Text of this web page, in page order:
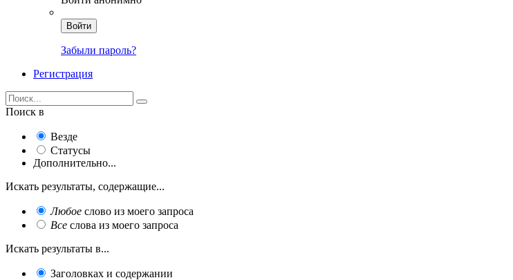
Войти
Забыли пароль?
Регистрация
Поиск в
Везде
Статусы
Дополнительно...
Искать результаты, содержащие...
Любое слово из моего запроса
Все слова из моего запроса
Искать результаты в...
Заголовках и содержании